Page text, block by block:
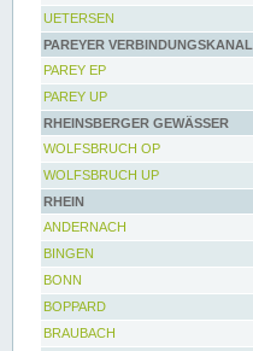
UETERSEN
PAREYER VERBINDUNGSKANAL
PAREY EP
PAREY UP
RHEINSBERGER GEWÄSSER
WOLFSBRUCH OP
WOLFSBRUCH UP
RHEIN
ANDERNACH
BINGEN
BONN
BOPPARD
BRAUBACH